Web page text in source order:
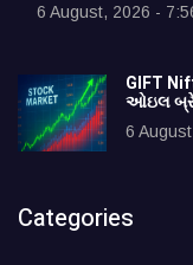
6 August, 2026 -
GIFT
ઓઇલ
6
Categories